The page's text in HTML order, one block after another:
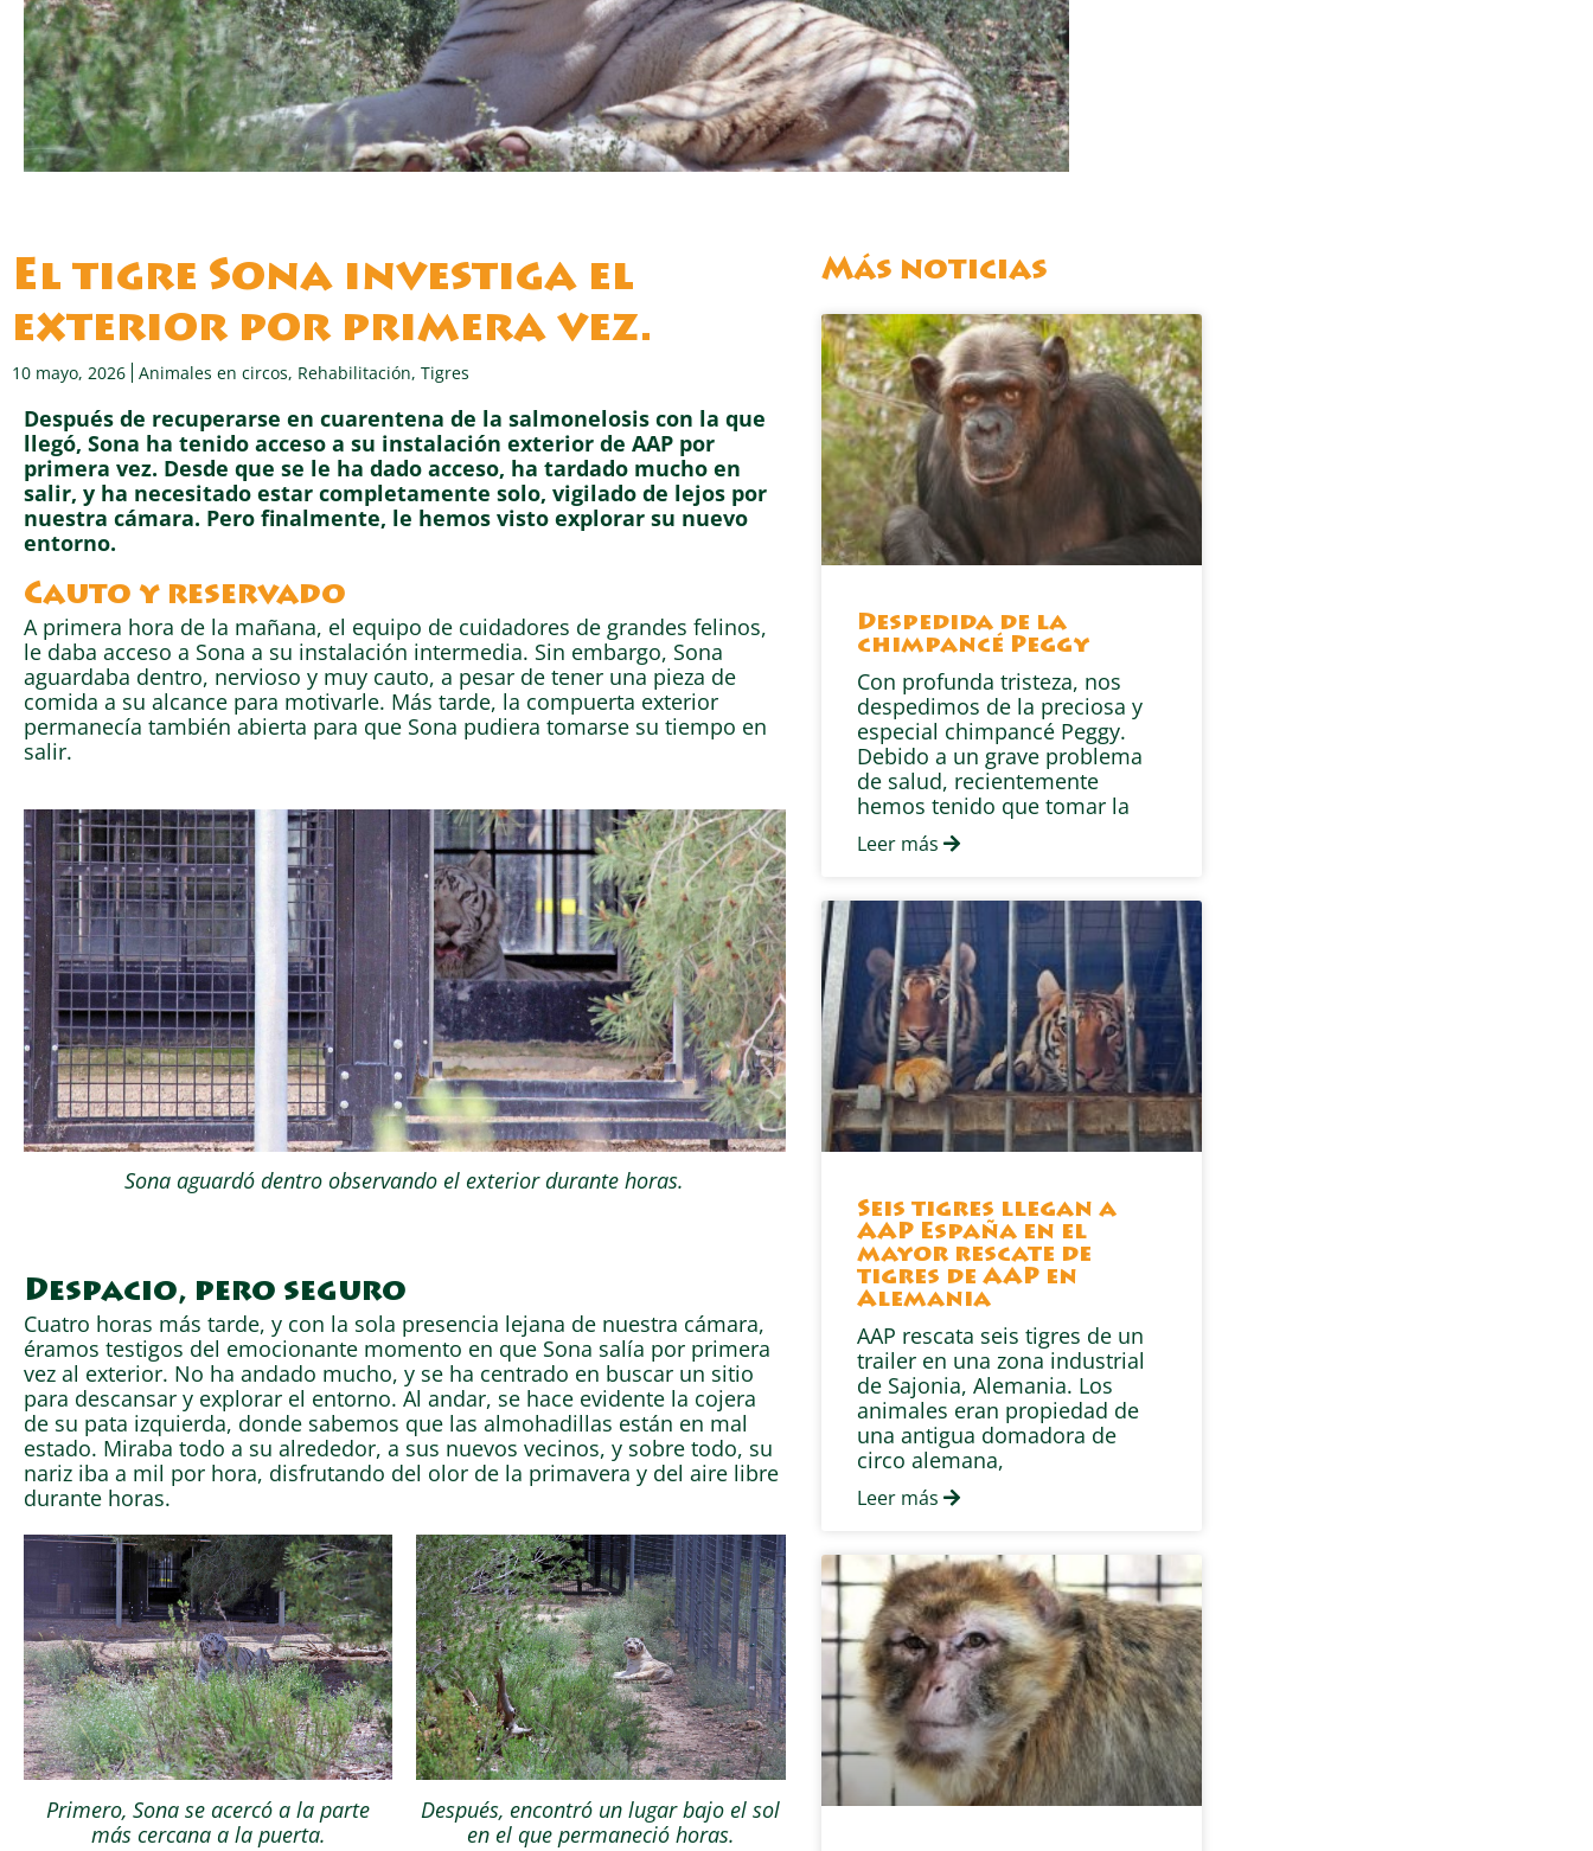
El tigre Sona investiga el
exterior por primera vez.
10 mayo, 2026 Animales en circos, Rehabilitación, Tigres
Después de recuperarse en cuarentena de la salmonelosis con la que
llegó, Sona ha tenido acceso a su instalación exterior de AAP por
primera vez. Desde que se le ha dado acceso, ha tardado mucho en
salir, y ha necesitado estar completamente solo, vigilado de lejos por
nuestra cámara. Pero finalmente, le hemos visto explorar su nuevo
entorno.
Cauto y reservado
A primera hora de la mañana, el equipo de cuidadores de grandes felinos,
le daba acceso a Sona a su instalación intermedia. Sin embargo, Sona
aguardaba dentro, nervioso y muy cauto, a pesar de tener una pieza de
comida a su alcance para motivarle. Más tarde, la compuerta exterior
permanecía también abierta para que Sona pudiera tomarse su tiempo en
salir.
Sona aguardó dentro observando el exterior durante horas.
Despacio, pero seguro
Cuatro horas más tarde, y con la sola presencia lejana de nuestra cámara,
éramos testigos del emocionante momento en que Sona salía por primera
vez al exterior. No ha andado mucho, y se ha centrado en buscar un sitio
para descansar y explorar el entorno. Al andar, se hace evidente la cojera
de su pata izquierda, donde sabemos que las almohadillas están en mal
estado. Miraba todo a su alrededor, a sus nuevos vecinos, y sobre todo, su
nariz iba a mil por hora, disfrutando del olor de la primavera y del aire libre
durante horas.
Primero, Sona se acercó a la parte
más cercana a la puerta.
Después, encontró un lugar bajo el sol
en el que permaneció horas.
Más noticias
Despedida de la
chimpancé Peggy
Con profunda tristeza, nos
despedimos de la preciosa y
especial chimpancé Peggy.
Debido a un grave problema
de salud, recientemente
hemos tenido que tomar la
Leer más
Seis tigres llegan a
AAP España en el
mayor rescate de
tigres de AAP en
Alemania
AAP rescata seis tigres de un
trailer en una zona industrial
de Sajonia, Alemania. Los
animales eran propiedad de
una antigua domadora de
circo alemana,
Leer más